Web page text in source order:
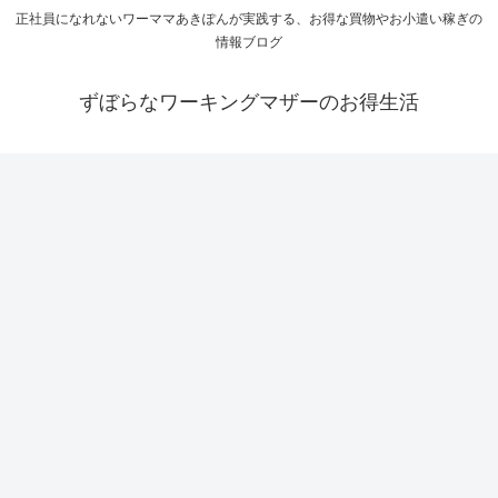
正社員になれないワーママあきぽんが実践する、お得な買物やお小遣い稼ぎの
情報ブログ
ずぼらなワーキングマザーのお得生活